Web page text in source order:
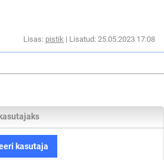
Lisas: pistik | Lisatud: 25.05.2023 17:08
kasutaja